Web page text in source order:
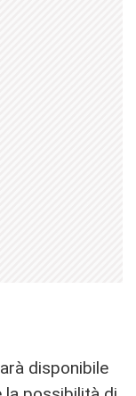
disponibile